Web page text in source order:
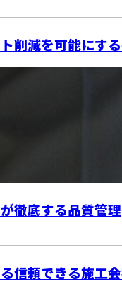
削減を可能にす
徹底する品質管理
信頼できる施工